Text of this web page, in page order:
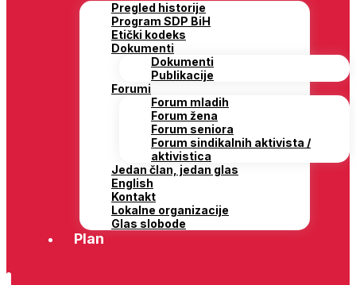
Pregled historije
Program SDP BiH
Etički kodeks
Dokumenti
Dokumenti
Publikacije
Forumi
Forum mladih
Forum žena
Forum seniora
Forum sindikalnih aktivista /
aktivistica
Jedan član, jedan glas
English
Kontakt
Lokalne organizacije
Glas slobode
Plan